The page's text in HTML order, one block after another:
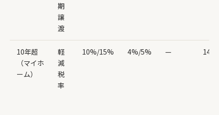
期
譲
渡
10年超
（マイホ
ーム）
軽
減
税
率
10%/15% 4%/5% —